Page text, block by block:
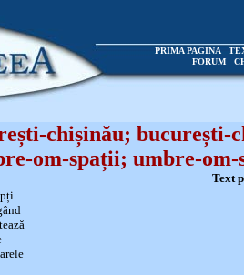
PRIMA PAGINA
FORUM
chișinău; bucurești-
om-spații; umbre-
Text